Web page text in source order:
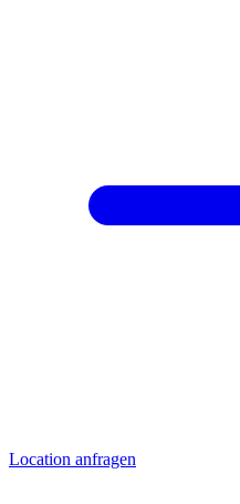
Location anfragen